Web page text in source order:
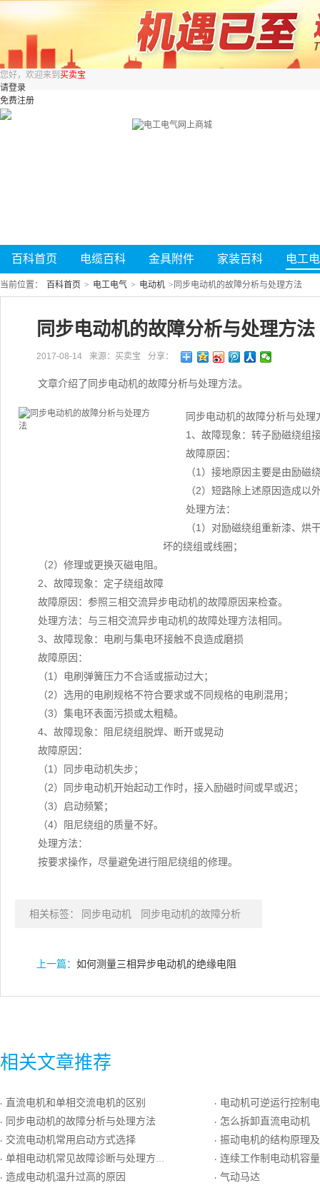
您好，欢迎来到 买卖宝
请登录
免费注册
百科首页 电缆百科 金具附件 家装百科 电工
当前位置： 百科首页 > 电工电气 > 电动机 > 同步电动机的故障分析与处理方法
同步电动机的故障分析与处理方法
2017-08-14 来源：买卖宝 分享：
文章介绍了同步电动机的故障分析与处理方法。
同步电动机的故障分析与处理
1、故障现象：转子励磁绕组
故障原因：
（1）接地原因主要是由励磁
（2）短路除上述原因造成以
处理方法：
（1）对励磁绕组重新漆、烘
坏的绕组或线圈；
（2）修理或更换灭磁电阻。
2、故障现象：定子绕组故障
故障原因：参照三相交流异步电动机的故障原因来检查。
处理方法：与三相交流异步电动机的故障处理方法相同。
3、故障现象：电刷与集电环接触不良造成磨损
故障原因：
（1）电刷弹簧压力不合适或振动过大；
（2）选用的电刷规格不符合要求或不同规格的电刷混用；
（3）集电环表面污损或太粗糙。
4、故障现象：阻尼绕组脱焊、断开或晃动
故障原因：
（1）同步电动机失步；
（2）同步电动机开始起动工作时，接入励磁时间或早或迟；
（3）启动频繁；
（4）阻尼绕组的质量不好。
处理方法：
按要求操作，尽量避免进行阻尼绕组的修理。
相关标签： 同步电动机 同步电动机的故障分析
上一篇： 如何测量三相异步电动机的绝缘电阻
相关文章推荐
· 直流电机和单相交流电机的区别
· 同步电动机的故障分析与处理方法
· 交流电动机常用启动方式选择
· 单相电动机常见故障诊断与处理方法
· 造成电动机温升过高的原因
· 电动机可逆运行控制
· 怎么拆卸直流电动机
· 振动电机的结构原理
· 连续工作制电动机容
· 气动马达